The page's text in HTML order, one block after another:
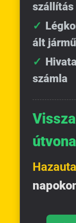
szállítás
ált
számla